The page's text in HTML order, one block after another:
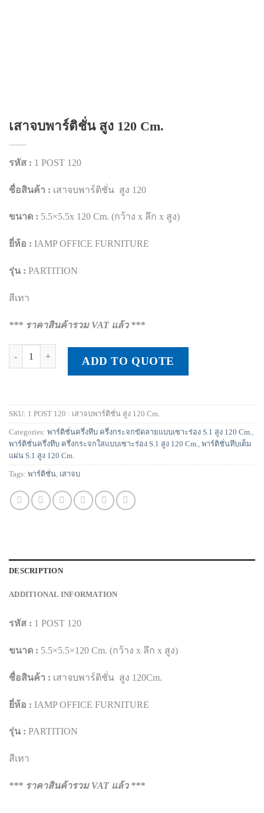
เสาจบพาร์ติชั่น สูง 120 Cm.
รหัส : 1 POST 120
ชื่อสินค้า : เสาจบพาร์ติชั่น สูง 120
ขนาด : 5.5×5.5x 120 Cm. (กว้าง x ลึก x สูง)
ยี่ห้อ : IAMP OFFICE FURNITURE
รุ่น : PARTITION
สีเทา
*** ราคาสินค้ารวม VAT แล้ว ***
เสาจบพาร์ติชั่น สูง 120 Cm. quantity
ADD TO QUOTE
SKU: 1 POST 120 : เสาจบพาร์ติชั่น สูง 120 Cm.
Categories: พาร์ติชั่นครึ่งทึบ ครึ่งกระจกขัดลายแบบเซาะร่อง S.1 สูง 120 Cm.,
พาร์ติชั่นครึ่งทึบ ครึ่งกระจกใสแบบเซาะร่อง S.1 สูง 120 Cm., พาร์ติชั่นทึบเต็ม
แผ่น S.1 สูง 120 Cm.
Tags: พาร์ติชั่น, เสาจบ
DESCRIPTION
ADDITIONAL INFORMATION
รหัส : 1 POST 120
ขนาด : 5.5×5.5×120 Cm. (กว้าง x ลึก x สูง)
ชื่อสินค้า : เสาจบพาร์ติชั่น สูง 120Cm.
ยี่ห้อ : IAMP OFFICE FURNITURE
รุ่น : PARTITION
สีเทา
*** ราคาสินค้ารวม VAT แล้ว ***